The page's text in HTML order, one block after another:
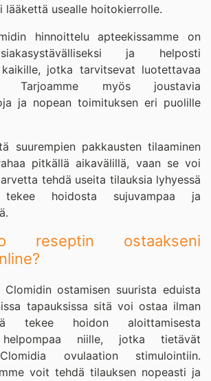
lääkettä usealle hoitokierrolle.
hinnoittelu apteekissamme on
ja helposti
jotka tarvitsevat luotettavaa
Tarjoamme myös joustavia
ja nopean toimituksen eri puolille
suurempien pakkausten tilaaminen
pitkällä aikavälillä, vaan se voi
tehdä useita tilauksia lyhyessä
hoidosta sujuvampaa ja
reseptin ostaakseni
Clomidin ostamisen suurista eduista
tapauksissa sitä voi ostaa ilman
tekee hoidon aloittamisesta
helpompaa niille, jotka tietävät
ovulaation stimulointiin.
voit tehdä tilauksen nopeasti ja